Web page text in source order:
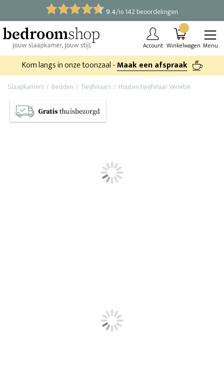
9.4/10 142 beoordelingen
Account Winkelwagen Menu
Kom langs in onze toonzaal -Maak een afspraak
Slaapkamers Bedden Twijfelaars Houten twijfelaar Venetië